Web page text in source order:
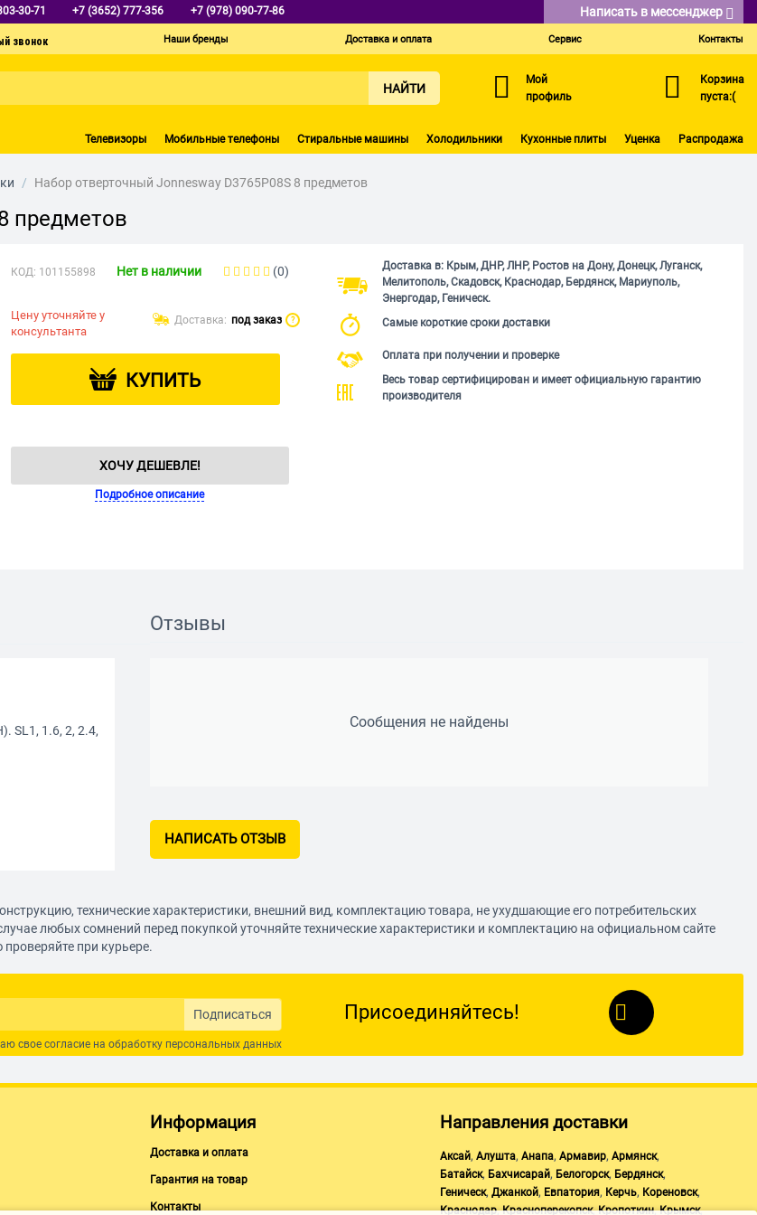
30-71 +7 (3652) 777-356 +7 (978) 090-77-86 Написать в мессенджер
Наши бренды Доставка и оплата Сервис Контакты
НАЙТИ
Мой
профиль
Корзина
пуста:(
Телевизоры Мобильные телефоны Стиральные машины Холодильники Кухонные плиты Уценка Распродажа
/ Набор отверточный Jonnesway D3765P08S 8 предметов
предметов
КОД: 101155898 Нет в наличии (0)
Цену уточняйте у
консультанта
Доставка: под заказ ?
КУПИТЬ
ХОЧУ ДЕШЕВЛЕ!
Подробное описание
Доставка в: Крым, ДНР, ЛНР, Ростов на Дону, Донецк, Луганск,
Мелитополь, Скадовск, Краснодар, Бердянск, Мариуполь,
Энергодар, Геническ.
Самые короткие сроки доставки
Оплата при получении и проверке
Весь товар сертифицирован и имеет официальную гарантию
производителя
SL1, 1.6, 2, 2.4,
Отзывы
Сообщения не найдены
НАПИСАТЬ ОТЗЫВ
технические характеристики, внешний вид, комплектацию товара, не ухудшающие его потребительских
любых сомнений перед покупкой уточняйте технические характеристики и комплектацию на официальном сайте
при курьере.
Подписаться
свое согласие на обработку персональных данных
Присоединяйтесь!
Информация
Доставка и оплата
Гарантия на товар
Контакты
Направления доставки
Аксай, Алушта, Анапа, Армавир, Армянск,
Батайск, Бахчисарай, Белогорск, Бердянск,
Геническ, Джанкой, Евпатория, Керчь, Кореновск,
Краснодар,Красноперекопск,Кропоткин,Крымск,